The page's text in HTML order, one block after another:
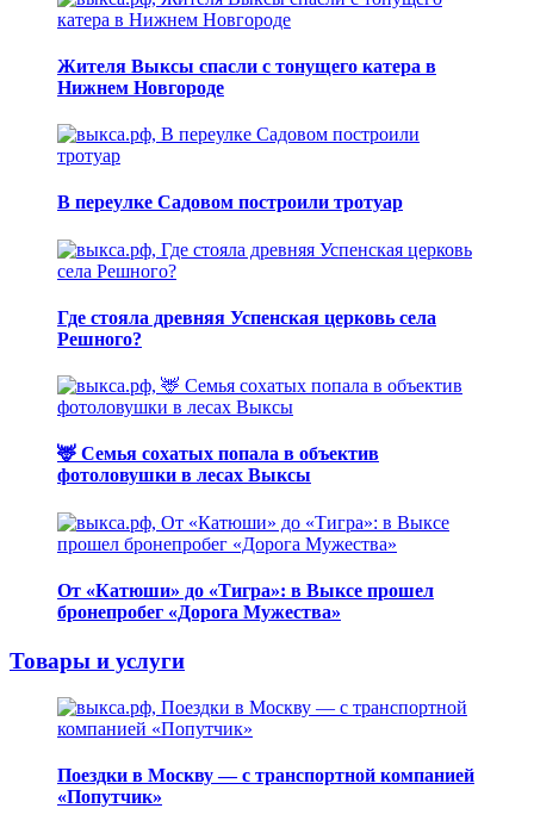
Жителя Выксы спасли с тонущего катера в
Нижнем Новгороде
В переулке Садовом построили тротуар
Где стояла древняя Успенская церковь села
Решного?
🦌 Семья сохатых попала в объектив
фотоловушки в лесах Выксы
От «Катюши» до «Тигра»: в Выксе прошел
бронепробег «Дорога Мужества»
Товары и услуги
Поездки в Москву — с транспортной компанией
«Попутчик»